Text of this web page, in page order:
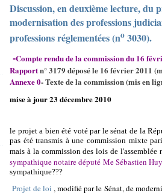
Discussion, en deuxième lecture, du
modernisation des professions
professions réglementées (no 3030).
-Compte rendu de la commission du 16
Rapportn° 3179 déposé le 16 février 2011
Annexe 0- Texte de la commission (mis en
mise à jour 23 décembre 2010
le projet a bien été voté par le sénat de la
pas été transmis à une commission mixte
mais à la commission des lois de
sympathique notaire député Me Sébastien
sympathique???
Projet de loi , modifié par le Sénat, de